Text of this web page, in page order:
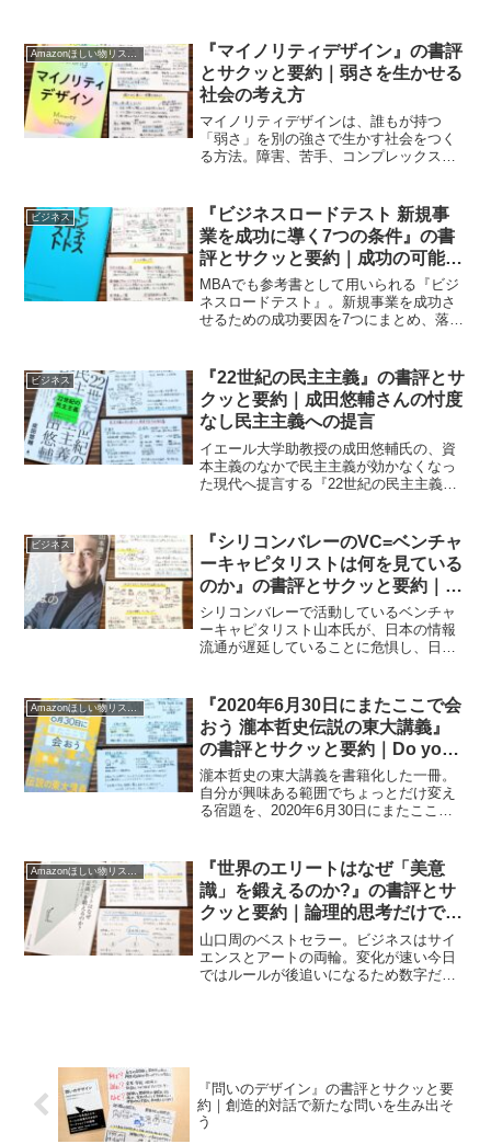
『マイノリティデザイン』の書評
とサクッと要約｜弱さを生かせる
社会の考え方
マイノリティデザインは、誰もが持つ
「弱さ」を別の強さで生かす社会をつく
る方法。障害、苦手、コンプレックスな
ビジネス
『ビジネスロードテスト 新規事
業を成功に導く7つの条件』の書
評とサクッと要約｜成功の可能性
を高める視点
MBAでも参考書として用いられる『ビジ
ネスロードテスト』。新規事業を成功さ
せるための成功要因を7つにまとめ、落と
ビジネス
『22世紀の民主主義』の書評とサ
クッと要約｜成田悠輔さんの忖度
なし民主主義への提言
イエール大学助教授の成田悠輔氏の、資
本主義のなかで民主主義が効かなくなっ
た現代へ提言する『22世紀の民主主義』
ビジネス
『シリコンバレーのVC=ベンチャ
ーキャピタリストは何を見ている
のか』の書評とサクッと要約｜技
術とビジネスモデルの本質と20年
後の未来
シリコンバレーで活動しているベンチャ
ーキャピタリスト山本氏が、日本の情報
流通が遅延していることに危惧し、日本
Amazonほしい物リスト2021
『2020年6月30日にまたここで会
おう 瀧本哲史伝説の東大講義』
の書評とサクッと要約｜Do your
homework!
瀧本哲史の東大講義を書籍化した一冊。
自分が興味ある範囲でちょっとだけ変え
る宿題を、2020年6月30日にまたここで
Amazonほしい物リスト2020
『世界のエリートはなぜ「美意
識」を鍛えるのか?』の書評とサ
クッと要約｜論理的思考だけでは
差別化が喪失される
山口周のベストセラー。ビジネスはサイ
エンスとアートの両輪。変化が速い今日
ではルールが後追いになるため数字だけ
『問いのデザイン』の書評とサクッと要
約｜創造的対話で新たな問いを生み出そ
う